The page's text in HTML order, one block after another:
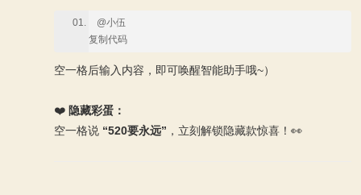
@小伍
复制代码
空一格后输入内容，即可唤醒智能助手哦~）
❤️ 隐藏彩蛋：
空一格说 “520要永远” ，立刻解锁隐藏款惊喜！👀